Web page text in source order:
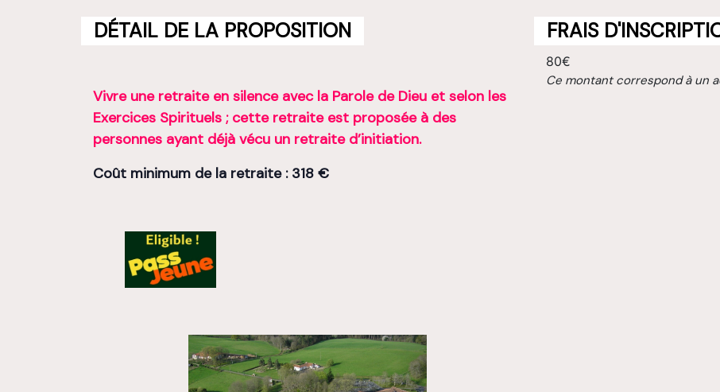
DÉTAIL DE LA PROPOSITION
Vivre une retraite en silence avec la Parole de Dieu et selon les
Exercices Spirituels ; cette retraite est proposée à des
personnes ayant déjà vécu un retraite d’initiation.
Coût minimum de la retraite : 318 €
FRAIS
80€
Ce montant correspond à un